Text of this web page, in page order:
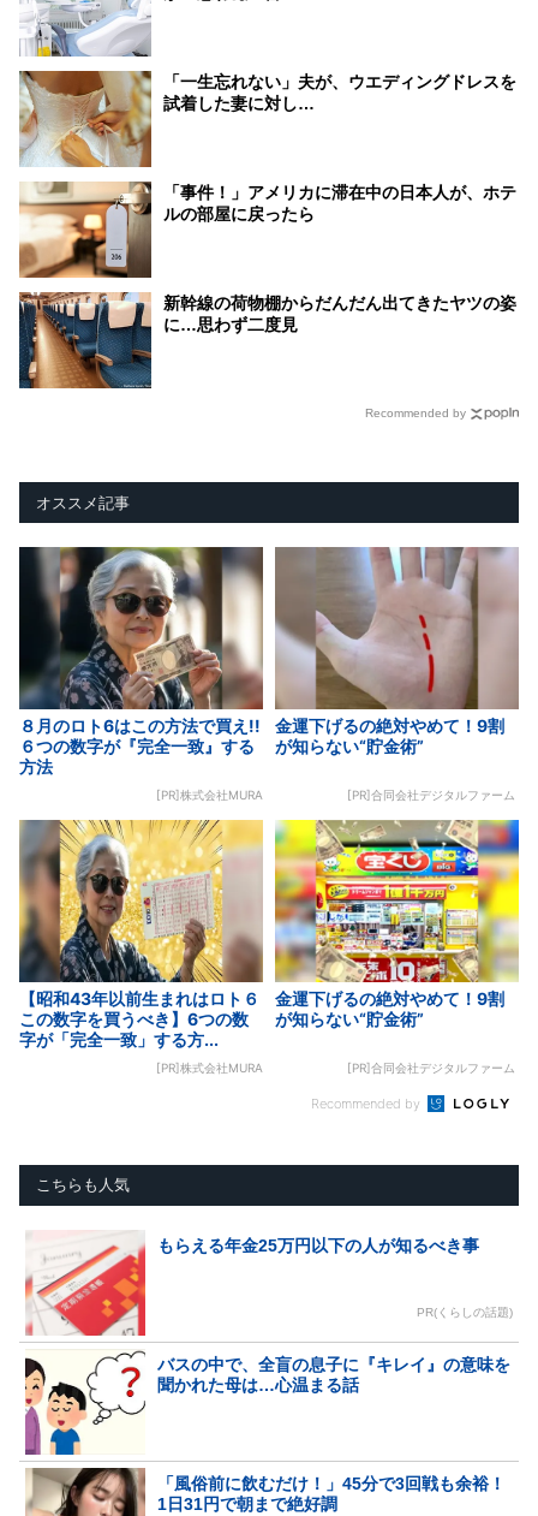
「一生忘れない」夫が、ウエディングドレスを
試着した妻に対し…
「事件！」アメリカに滞在中の日本人が、ホテ
ルの部屋に戻ったら
新幹線の荷物棚からだんだん出てきたヤツの姿
に…思わず二度見
Recommended by
オススメ記事
８月のロト6はこの方法で買え!!
６つの数字が『完全一致』する
方法
[PR]株式会社MURA
金運下げるの絶対やめて！9割
が知らない“貯金術”
[PR]合同会社デジタルファーム
【昭和43年以前生まれはロト６
この数字を買うべき】6つの数
字が「完全一致」する方...
[PR]株式会社MURA
金運下げるの絶対やめて！9割
が知らない“貯金術”
[PR]合同会社デジタルファーム
Recommended by
こちらも人気
もらえる年金25万円以下の人が知るべき事
PR(くらしの話題)
バスの中で、全盲の息子に『キレイ』の意味を
聞かれた母は…心温まる話
「風俗前に飲むだけ！」45分で3回戦も余裕！
1日31円で朝まで絶好調